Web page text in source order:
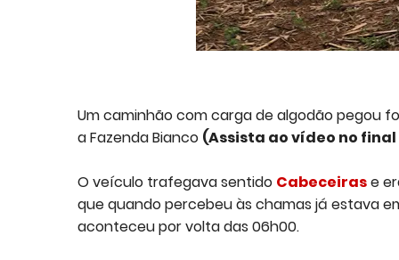
Um caminhão com carga de algodão pegou
a Fazenda Bianco (Assista ao vídeo no
O veículo trafegava sentido Cabeceirase
que quando percebeu às chamas já estava
aconteceu por volta das 06h00.